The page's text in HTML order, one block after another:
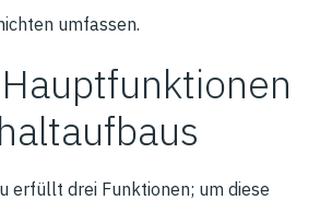
umfassen.
erfüllt drei Funktionen; um diese